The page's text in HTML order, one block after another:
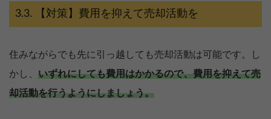
【対策】費用を抑えて売却活動を
住みながらでも先に引っ越しても売却活動は可能です。し
かし、 いずれにしても費用はかかるので、費用を抑えて売
却活動を行うようにしましょう。